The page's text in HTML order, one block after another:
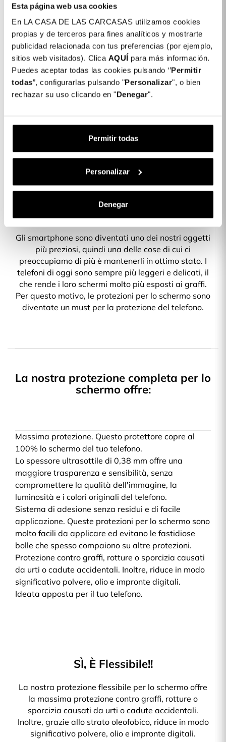
Esta página web usa cookies
En LA CASA DE LAS CARCASAS utilizamos cookies
propias y de terceros para fines analíticos y mostrarte
publicidad relacionada con tus preferencias (por ejemplo,
sitios web visitados). Clica AQUÍ para más información.
Puedes aceptar todas las cookies pulsando ‘’Permitir
todas”, configurarlas pulsando "Personalizar", o bien
rechazar su uso clicando en "Denegar".
Permitir todas
Personalizar
Denegar
sono la miglior opzione per
mantenere intatto lo schermo del tuo
telefono.
Dettagli del prodotto
Vetro Temperato Completo Anti Blue-ray
Nero per iPhone 8 Plus
16,99 €
Descrizione
Gli smartphone sono diventati uno dei nostri oggetti
più preziosi, quindi una delle cose di cui ci
preoccupiamo di più è mantenerli in ottimo stato. I
telefoni di oggi sono sempre più leggeri e delicati, il
che rende i loro schermi molto più esposti ai graffi.
Per questo motivo, le protezioni per lo schermo sono
diventate un must per la protezione del telefono.
La nostra protezione completa per lo
schermo offre:
Massima protezione. Questo protettore copre al
100% lo schermo del tuo telefono.
Lo spessore ultrasottile di 0,38 mm offre una
maggiore trasparenza e sensibilità, senza
compromettere la qualità dell'immagine, la
luminosità e i colori originali del telefono.
Sistema di adesione senza residui e di facile
applicazione. Queste protezioni per lo schermo sono
molto facili da applicare ed evitano le fastidiose
bolle che spesso compaiono su altre protezioni.
Protezione contro graffi, rotture o sporcizia causati
da urti o cadute accidentali. Inoltre, riduce in modo
significativo polvere, olio e impronte digitali.
Ideata apposta per il tuo telefono.
SÌ, È Flessibile!!
La nostra protezione flessibile per lo schermo offre
la massima protezione contro graffi, rotture o
sporcizia causati da urti o cadute accidentali.
Inoltre, grazie allo strato oleofobico, riduce in modo
significativo polvere, olio e impronte digitali.